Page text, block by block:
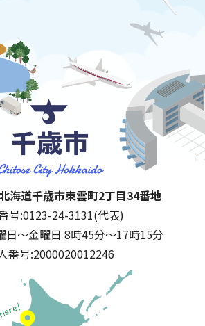
千歳市
海道千歳市東雲町2丁目34番地
号:0123-24-3131(代表)
日～金曜日 8時45分～17時15分
番号:2000020012246